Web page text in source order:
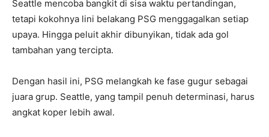
Seattle mencoba bangkit di sisa waktu pertandingan,
tetapi kokohnya lini belakang PSG menggagalkan setiap
upaya. Hingga peluit akhir dibunyikan, tidak ada gol
tambahan yang tercipta.
Dengan hasil ini, PSG melangkah ke fase gugur sebagai
juara grup. Seattle, yang tampil penuh determinasi, harus
angkat koper lebih awal.